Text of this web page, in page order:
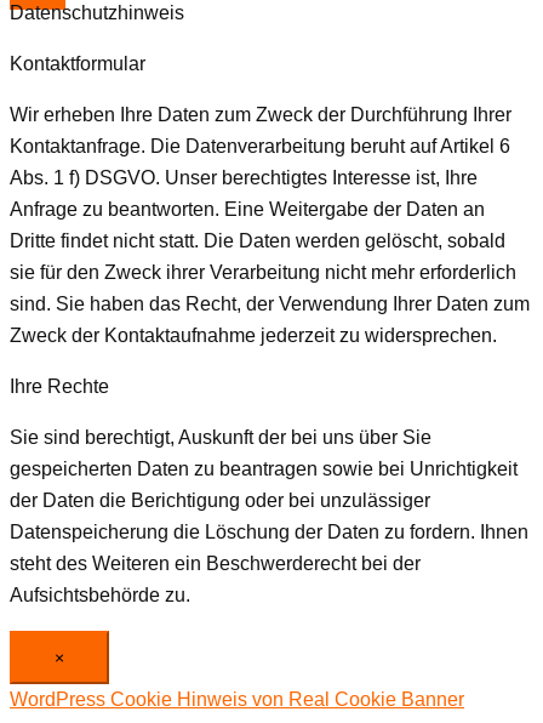
Datenschutzhinweis
Kontaktformular
Wir erheben Ihre Daten zum Zweck der Durchführung Ihrer
Kontaktanfrage. Die Datenverarbeitung beruht auf Artikel 6
Abs. 1 f) DSGVO. Unser berechtigtes Interesse ist, Ihre
Anfrage zu beantworten. Eine Weitergabe der Daten an
Dritte findet nicht statt. Die Daten werden gelöscht, sobald
sie für den Zweck ihrer Verarbeitung nicht mehr erforderlich
sind. Sie haben das Recht, der Verwendung Ihrer Daten zum
Zweck der Kontaktaufnahme jederzeit zu widersprechen.
Ihre Rechte
Sie sind berechtigt, Auskunft der bei uns über Sie
gespeicherten Daten zu beantragen sowie bei Unrichtigkeit
der Daten die Berichtigung oder bei unzulässiger
Datenspeicherung die Löschung der Daten zu fordern. Ihnen
steht des Weiteren ein Beschwerderecht bei der
Aufsichtsbehörde zu.
×
WordPress Cookie Hinweis von Real Cookie Banner